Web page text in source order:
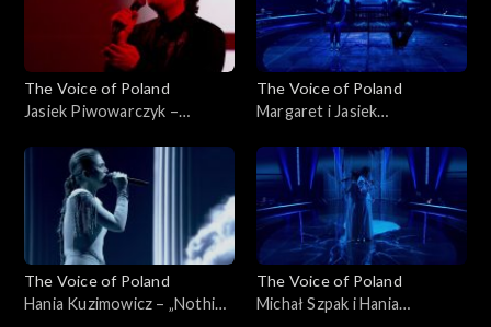
The Voice of Poland
Jasiek Piwowarczyk –
Voice of Poland”, Finał, 29
listopada 2025
The Voice of Poland
Margaret i Jasiek
„The Voice of Poland”, Finał,
29 listopada 2025
The Voice of Poland
Hania Kuzimowicz – „Nothing
The Voice of Poland
Michał Szpak i Hania